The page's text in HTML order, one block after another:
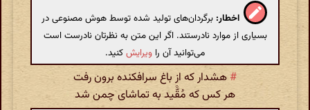
اخطار: برگردان‌های تولید شده توسط هوش مصنوعی در
بسیاری از موارد نادرستند. اگر این متن به نظرتان نادرست است
می‌توانید آن را ویرایشکنید.
# هشدار که از باغ سرافکنده برون رفت
هر کس که مُقََّید به تماشای چمن شد